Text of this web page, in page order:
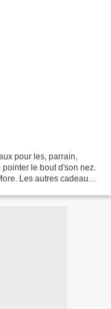
pour les, parrain,
le bout d'son nez.
Les autres cadeaux